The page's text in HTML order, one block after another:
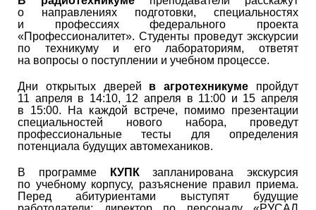
о направлениях подготовки, специальностях
и профессиях федерального проекта
«Профессионалитет». Студенты проведут экскурсии
по техникуму и его лабораториям, ответят
на вопросы о поступлении и учебном процессе.
Дни открытых дверей в агротехникуме пройдут
11 апреля в 14:10, 12 апреля в 11:00 и 15 апреля
в 15:00. На каждой встрече, помимо презентации
специальностей нового набора, проведут
профессиональные тесты для определения
потенциала будущих автомехаников.
В программе КУПКзапланирована экскурсия
по учебному корпусу, разъяснение правил приема.
Перед абитуриентами выступят будущие